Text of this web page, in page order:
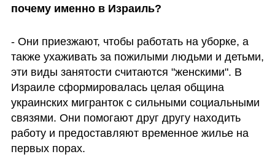
почему именно в Израиль?
- Они приезжают, чтобы работать на уборке, а
также ухаживать за пожилыми людьми и детьми,
эти виды занятости считаются "женскими". В
Израиле сформировалась целая община
украинских мигранток с сильными социальными
связями. Они помогают друг другу находить
работу и предоставляют временное жилье на
первых порах.